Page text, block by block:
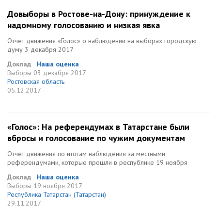
Довыборы в Ростове-на-Дону: принуждение к
надомному голосованию и низкая явка
Отчет движения «Голос» о наблюдении на выборах городскую
думу 3 декабря 2017
Доклад
Наша оценка
Выборы 03 декабря 2017
Ростовская область
05.12.2017
«Голос»: На референдумах в Татарстане были
вбросы и голосование по чужим документам
Отчет движения по итогам наблюдения за местными
референдумами, которые прошли в республике 19 ноября
Доклад
Наша оценка
Выборы 19 ноября 2017
Республика Татарстан (Татарстан)
29.11.2017